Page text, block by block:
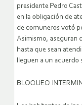
presidente Pedro
en la obligación de
de comuneros votó
Asimismo, aseguran
hasta que sean
lleguen a un acuerdo
BLOQUEO